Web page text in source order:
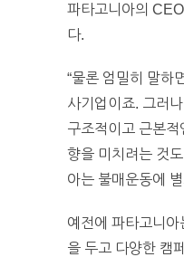
파타고니아의
다.
“물론 엄밀히 말하
사기업이죠. 그러
구조적이고 근본적
향을 미치려는 것
아는 불매운동에
예전에 파타고니아
을 두고 다양한 캠